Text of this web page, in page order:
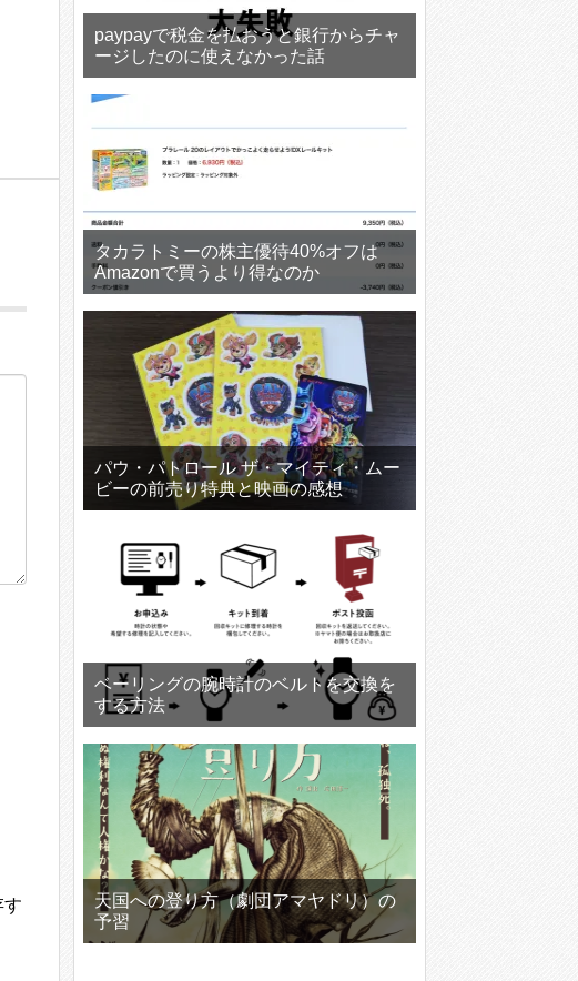
す
paypayで税金を払おうと銀行からチャ
ージしたのに使えなかった話
タカラトミーの株主優待40%オフは
Amazonで買うより得なのか
パウ・パトロール ザ・マイティ・ムー
ビーの前売り特典と映画の感想
ベーリングの腕時計のベルトを交換を
する方法
天国への登り方（劇団アマヤドリ）の
予習